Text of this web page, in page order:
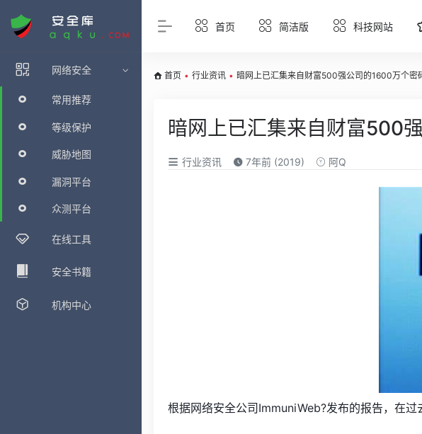
网络安全
常用推荐
等级保护
威胁地图
漏洞平台
众测平台
在线工具
安全书籍
机构中心
首页 简洁版 科技网站
首页 • 行业资讯 • 暗网上已汇集来自财富500强公司的1600万个密
暗网上已汇集来自财富500
行业资讯 7年前 (2019) 阿Q
根据网络安全公司ImmuniWeb?发布的报告，在过